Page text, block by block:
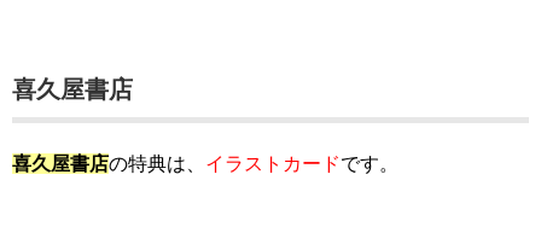
喜久屋書店
喜久屋書店の特典は、 イラストカードです。